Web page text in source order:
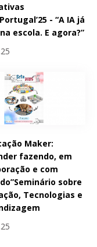
- “A IA já
escola. E agora?”
Maker:
fazendo, em
e com
sobre
Tecnologias e